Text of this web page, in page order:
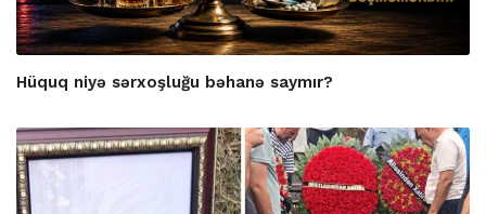
Hüquq niyə sərxoşluğu bəhanə saymır?